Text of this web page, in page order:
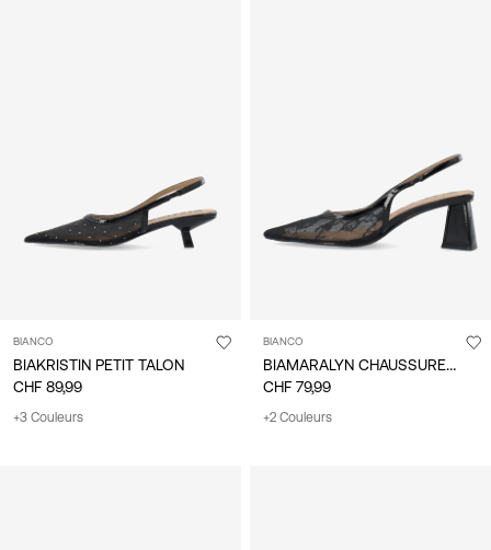
BIANCO
BIAKRISTIN PETIT TALON
CHF 89,99
+3 Couleurs
BIANCO
BIAMARALYN CHAUSSURES À BRIDE ARRIÈRE
CHF 79,99
+2 Couleurs